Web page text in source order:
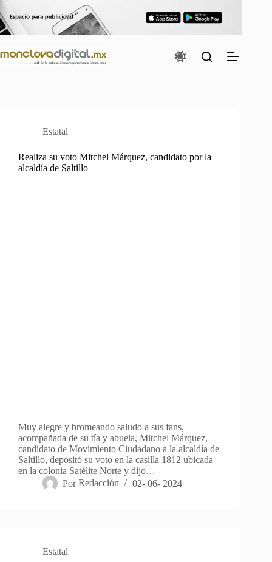
al
contenido
Estatal
Realiza su voto Mitchel Márquez, candidato por la
alcaldía de Saltillo
Muy alegre y bromeando saludo a sus fans,
acompañada de su tía y abuela, Mitchel Márquez,
candidato de Movimiento Ciudadano a la alcaldía de
Saltillo, depositó su voto en la casilla 1812 ubicada
en la colonia Satélite Norte y dijo…
Por Redacción 02- 06- 2024
Estatal